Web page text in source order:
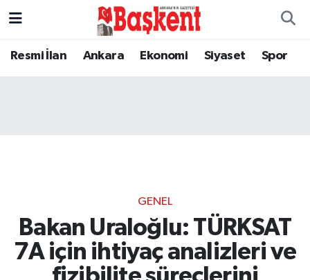
Resmi İlan Ankara Ekonomi Siyaset Spor
GENEL
Bakan Uraloğlu: TÜRKSAT
7A için ihtiyaç analizleri ve